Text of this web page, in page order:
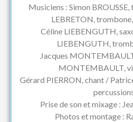
Musiciens : Simon
LEBRETON,
Céline LIEBENGUTH,
LIEBENGUTH,
Jacques
MONTEMBAULT,
Gérard PIERRON, chant /
Prise de son et mixage :
Photos et montage :